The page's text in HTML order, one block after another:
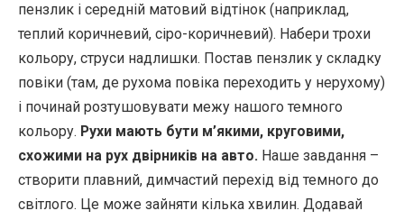
пензлик і середній матовий відтінок (наприклад,
теплий коричневий, сіро-коричневий). Набери трохи
кольору, струси надлишки. Постав пензлик у складку
повіки (там, де рухома повіка переходить у нерухому)
і починай розтушовувати межу нашого темного
кольору. Рухи мають бути м’якими, круговими,
схожими на рух двірників на авто. Наше завдання –
створити плавний, димчастий перехід від темного до
світлого. Це може зайняти кілька хвилин. Додавай